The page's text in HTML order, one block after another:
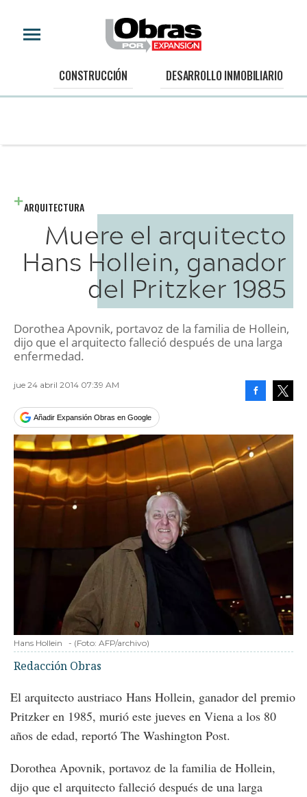
CONSTRUCCIÓN DESARROLLO INMOBILIARIO
ARQUITECTURA
Muere el arquitecto
Hans Hollein, ganador
del Pritzker 1985
Dorothea Apovnik, portavoz de la familia de Hollein,
dijo que el arquitecto falleció después de una larga
enfermedad.
jue 24 abril 2014 07:39 AM
Añadir Expansión Obras en Google
Hans Hollein - (Foto: AFP/archivo)
Redacción Obras
El arquitecto austriaco Hans Hollein, ganador del premio
Pritzker en 1985, murió este jueves en Viena a los 80
años de edad, reportó The Washington Post.
Dorothea Apovnik, portavoz de la familia de Hollein,
dijo que el arquitecto falleció después de una larga